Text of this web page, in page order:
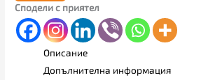
Сподели с приятел
Описание
Допълнителна информация